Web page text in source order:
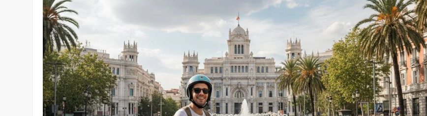
Accueil » Transports »Location d’un scooter à Madrid : Guide pour explorer la capitale espagnole